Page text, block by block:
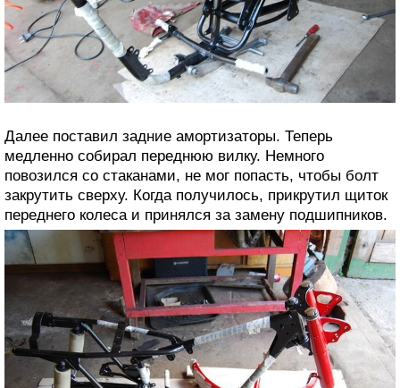
Далее поставил задние амортизаторы. Теперь
медленно собирал переднюю вилку. Немного
повозился со стаканами, не мог попасть, чтобы болт
закрутить сверху. Когда получилось, прикрутил щиток
переднего колеса и принялся за замену подшипников.